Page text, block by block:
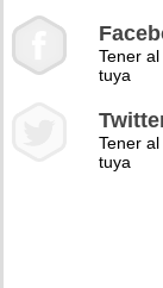
Tener
tuya
Tener
tuya